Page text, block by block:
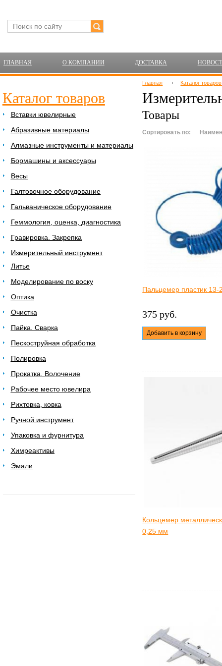
ГЛАВНАЯ О КОМПАНИИ ДОСТАВКА
Каталог товаров
Вставки ювелирные
Абразивные материалы
Алмазные инструменты и материалы
Бормашины и аксессуары
Весы
Галтовочное оборудование
Гальваническое оборудование
Геммология, оценка, диагностика
Гравировка. Закрепка
Измерительный инструмент
Литье
Моделирование по воску
Оптика
Очистка
Пайка. Сварка
Пескоструйная обработка
Полировка
Прокатка. Волочение
Рабочее место ювелира
Рихтовка, ковка
Ручной инструмент
Упаковка и фурнитура
Химреактивы
Эмали
Главная Каталог
Товары
Сортировать по:
Пальцемер пластик
375 руб.
Добавить в корзину
Кольцемер
0,25 мм